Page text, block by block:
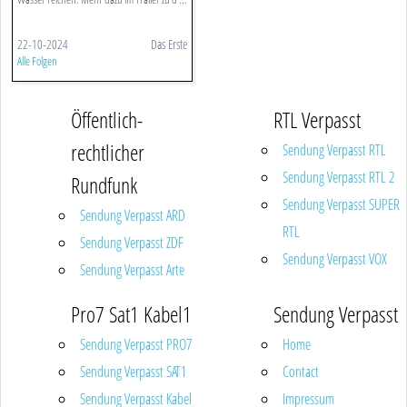
22-10-2024 Das Erste
Alle Folgen
Öffentlich-
rechtlicher
Rundfunk
Sendung Verpasst ARD
Sendung Verpasst ZDF
Sendung Verpasst Arte
RTL Verpasst
Sendung Verpasst RTL
Sendung Verpasst RTL 2
Sendung Verpasst SUPER
RTL
Sendung Verpasst VOX
Pro7 Sat1 Kabel1
Sendung Verpasst PRO7
Sendung Verpasst SAT1
Sendung Verpasst Kabel
Sendung Verpasst
Home
Contact
Impressum